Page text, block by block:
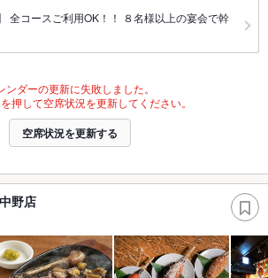
全コースご利用OK！！ ８名様以上の宴会で幹
ンダーの更新に失敗しました。
押して空席状況を更新してください。
空席状況を更新する
野店